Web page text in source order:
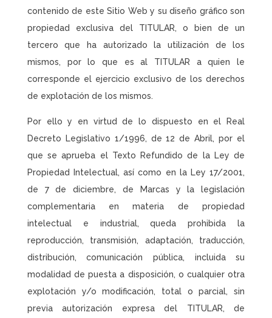
contenido de este Sitio Web y su diseño gráfico son
propiedad exclusiva del TITULAR, o bien de un
tercero que ha autorizado la utilización de los
mismos, por lo que es al TITULAR a quien le
corresponde el ejercicio exclusivo de los derechos
de explotación de los mismos.
Por ello y en virtud de lo dispuesto en el Real
Decreto Legislativo 1/1996, de 12 de Abril, por el
que se aprueba el Texto Refundido de la Ley de
Propiedad Intelectual, así como en la Ley 17/2001,
de 7 de diciembre, de Marcas y la legislación
complementaria en materia de propiedad
intelectual e industrial, queda prohibida la
reproducción, transmisión, adaptación, traducción,
distribución, comunicación pública, incluida su
modalidad de puesta a disposición, o cualquier otra
explotación y/o modificación, total o parcial, sin
previa autorización expresa del TITULAR, de